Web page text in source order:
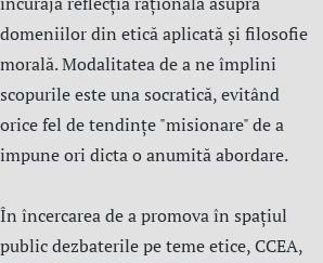
domeniilor din etică aplicată şi filosofie
morală. Modalitatea de a ne împlini
scopurile este una socratică, evitând
orice fel de tendințe "misionare" de a
impune ori dicta o anumită abordare.
În încercarea de a promova în spațiul
public dezbaterile pe teme etice, CCEA,